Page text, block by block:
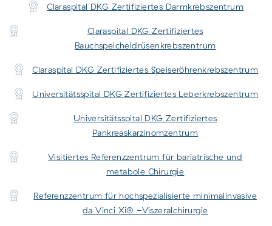
Claraspital DKG Zertifiziertes Darmkrebszentrum
Claraspital DKG Zertifiziertes
Bauchspeicheldrüsenkrebszentrum
Claraspital DKG Zertifiziertes Speiseröhrenkrebszentrum
Universitätsspital DKG Zertifiziertes Leberkrebszentrum
Universitätsspital DKG Zertifiziertes
Pankreaskarzinomzentrum
Visitiertes Referenzzentrum für bariatrische und
metabole Chirurgie
Referenzzentrum für hochspezialisierte minimalinvasive
da Vinci Xi® -Viszeralchirurgie